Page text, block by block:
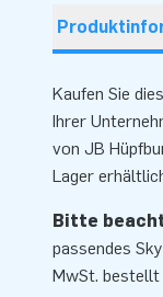
Kaufen Sie
Ihrer
von JB
Lager
Bitte
passendes
MwSt. bestellt